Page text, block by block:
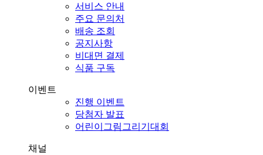
서비스 안내
주요 문의처
배송 조회
공지사항
비대면 결제
식품 구독
이벤트
진행 이벤트
당첨자 발표
어린이그림그리기대회
채널